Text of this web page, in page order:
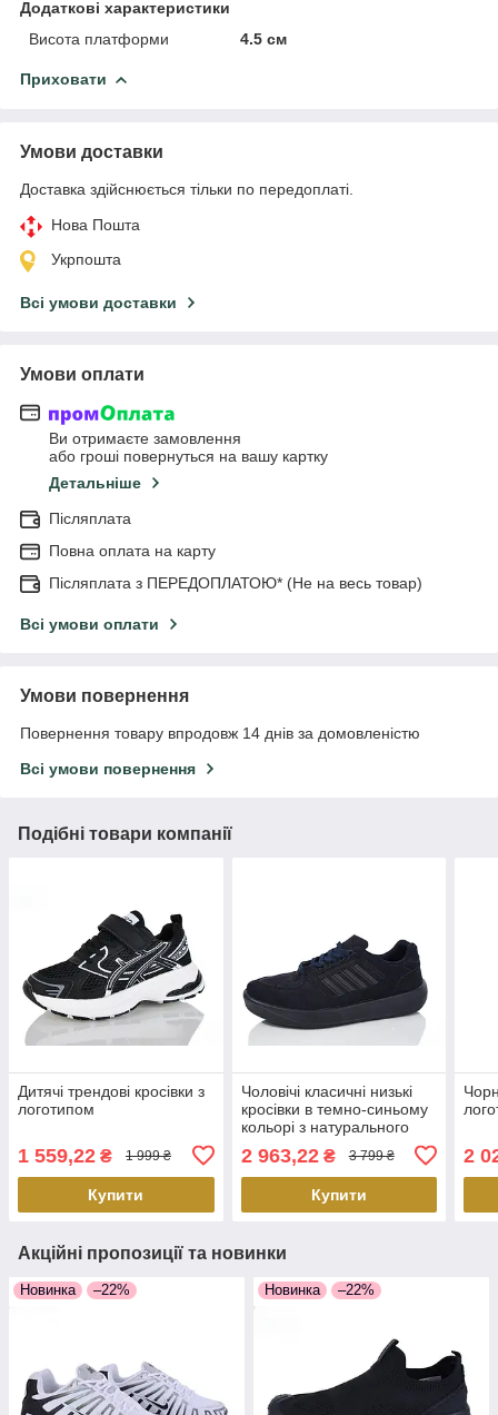
Додаткові характеристики
Висота платформи
4.5 см
Приховати
Умови доставки
Доставка здійснюється тільки по передоплаті.
Нова Пошта
Укрпошта
Всі умови доставки
Умови оплати
Ви отримаєте замовлення
або гроші повернуться на вашу картку
Детальніше
Післяплата
Повна оплата на карту
Післяплата з ПЕРЕДОПЛАТОЮ* (Не на весь товар)
Всі умови оплати
Умови повернення
Повернення товару впродовж 14 днів за домовленістю
Всі умови повернення
Подібні товари компанії
Дитячі трендові кросівки з
логотипом
1 559,22 ₴ 1 999 ₴
Купити
Чоловічі класичні низькі
кросівки в темно-синьому
кольорі з натурального
2 963,22₴ 3 799 ₴
Купити
2
Акційні пропозиції та новинки
Новинка –22% Новинка –22%